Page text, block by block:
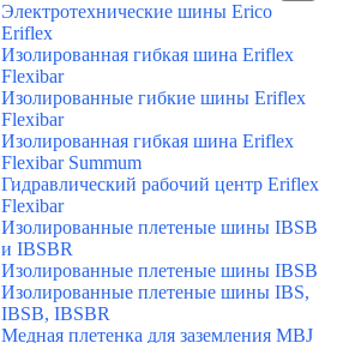
Электротехнические шины Erico
Eriflex
Изолированная гибкая шина Eriflex
Flexibar
Изолированные гибкие шины Eriflex
Flexibar
Изолированная гибкая шина Eriflex
Flexibar Summum
Гидравлический рабочий центр Eriflex
Flexibar
Изолированные плетеные шины IBSB
и IBSBR
Изолированные плетеные шины IBSB
Изолированные плетеные шины IBS,
IBSB, IBSBR
Медная плетенка для заземления MBJ